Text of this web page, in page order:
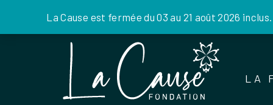
La Cause est fermée du 03 au 21 août 2026
LA